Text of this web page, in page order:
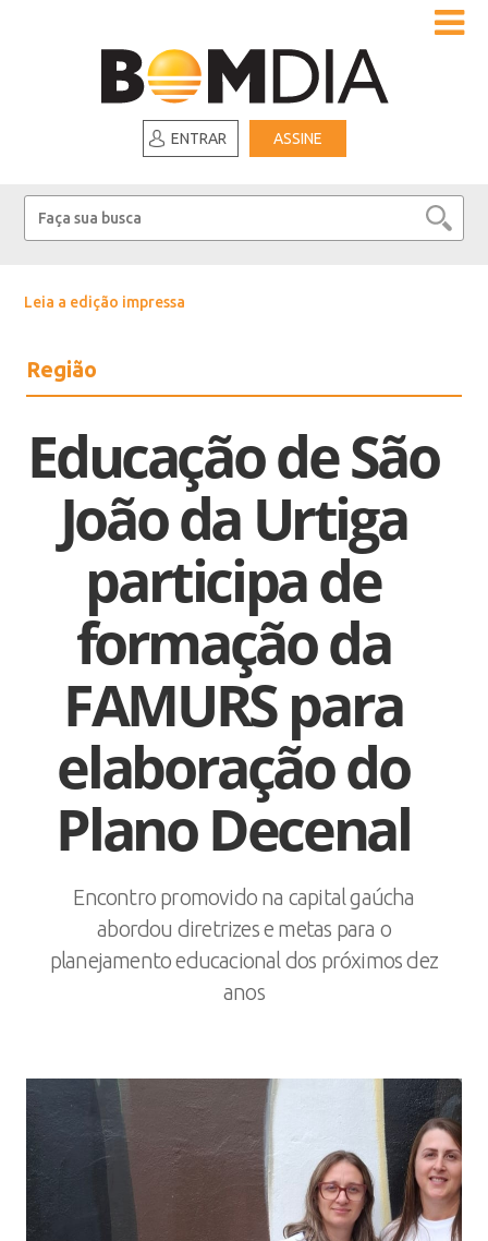
ENTRAR ASSINE
Leia a edição impressa
Região
Educação de São
João da Urtiga
participa de
formação da
FAMURS para
elaboração do
Plano Decenal
Encontro promovido na capital gaúcha
abordou diretrizes e metas para o
planejamento educacional dos próximos dez
anos